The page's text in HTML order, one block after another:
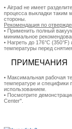
• Аirpad не имеет
процесса выкладки таким
стороны.
Рекомендация по
• Применить полный
минимальное
• Нагреть до 176°C
температуры перед
ПРИМЕЧАНИЯ
• Максимальная рабочая
температуре и специфики
использованием.
• Посмотрите
Center".